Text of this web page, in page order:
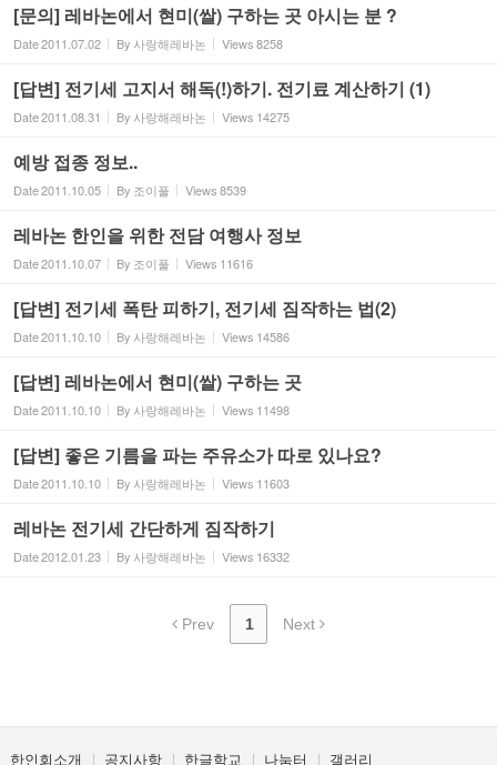
[문의] 레바논에서 현미(쌀) 구하는 곳 아시는 분 ?
Date2011.07.02 By 사랑해레바논 Views8258
[답변] 전기세 고지서 해독(!)하기. 전기료 계산하기 (1)
Date2011.08.31 By 사랑해레바논 Views 14275
예방 접종 정보..
Date2011.10.05 By 조이풀 Views8539
레바논 한인을 위한 전담 여행사 정보
Date2011.10.07 By 조이풀 Views 11616
[답변] 전기세 폭탄 피하기, 전기세 짐작하는 법(2)
Date2011.10.10 By 사랑해레바논 Views 14586
[답변] 레바논에서 현미(쌀) 구하는 곳
Date2011.10.10 By 사랑해레바논 Views 11498
[답변] 좋은 기름을 파는 주유소가 따로 있나요?
Date2011.10.10 By 사랑해레바논 Views 11603
레바논 전기세 간단하게 짐작하기
Date2012.01.23 By 사랑해레바논 Views 16332
Prev 1 Next
한인회소개 공지사항 한글학교 나눔터 갤러리